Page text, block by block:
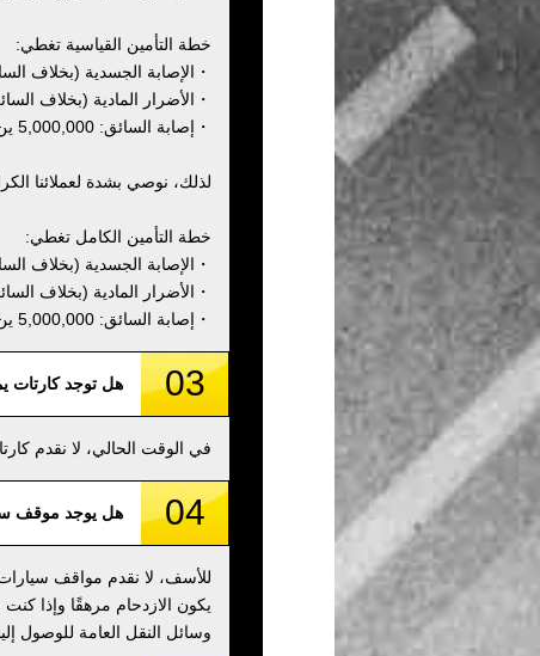
خطة التأمين القياسية تغطي:
・الإصابة الجسدية (بخلاف السائق):
・الأضرار المادية (بخلاف السائق):
・إصابة السائق: 5,000,000 ين
لذلك، نوصي بشدة لعملائنا
خطة التأمين الكامل تغطي:
・الإصابة الجسدية (بخلاف السائق):
・الأضرار المادية (بخلاف السائق):
・إصابة السائق: 5,000,000 ين
03 هل توجد كارتات
في الوقت الحالي، لا نقدم
04 هل يوجد موقف
للأسف، لا نقدم مواقف
يكون الازدحام مرهقًا وإذا
وسائل النقل العامة للوصول